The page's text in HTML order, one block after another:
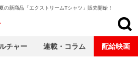
の新商品「エクストリームTシャツ」販売開始！
チャー 連載・コラム 配給映画